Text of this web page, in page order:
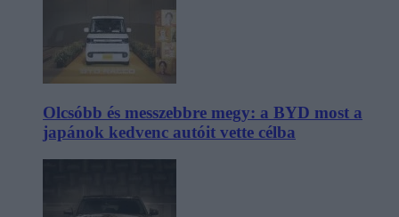
Olcsóbb és messzebbre megy: a BYD most a
japánok kedvenc autóit vette célba